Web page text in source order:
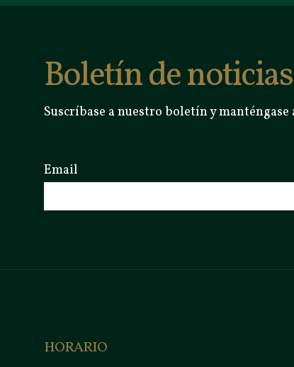
Boletín de noticias
Suscríbase a nuestro boletín y
Email
HORARIO